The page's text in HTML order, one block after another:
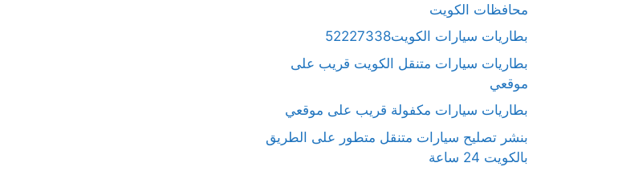
محافظات الكويت
بطاريات سيارات الكويت52227338
بطاريات سيارات متنقل الكويت قريب على
موقعي
بطاريات سيارات مكفولة قريب على موقعي
بنشر تصليح سيارات متنقل متطور على الطريق
بالكويت 24 ساعة